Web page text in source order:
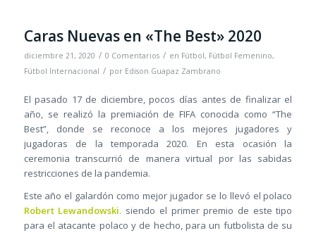
Caras Nuevas en «The Best» 2020
diciembre 21, 2020 / 0 Comentarios / en Fútbol, Fútbol Femenino,
Fútbol Internacional / por Edison Guapaz Zambrano
El pasado 17 de diciembre, pocos días antes de finalizar el
año, se realizó la premiación de FIFA conocida como “The
Best”, donde se reconoce a los mejores jugadores y
jugadoras de la temporada 2020. En esta ocasión la
ceremonia transcurrió de manera virtual por las sabidas
restricciones de la pandemia.
Este año el galardón como mejor jugador se lo llevó el polaco
Robert Lewandowski. siendo el primer premio de este tipo
para el atacante polaco y de hecho, para un futbolista de su